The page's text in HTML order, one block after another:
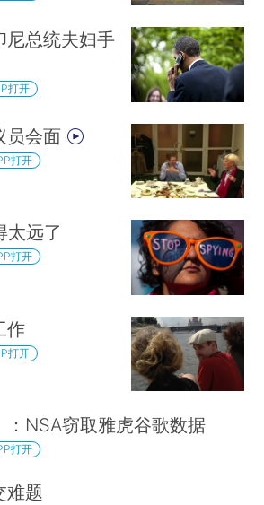
尼总统夫妇手
打开
员会面
打开
太远了
打开
作
打开
：NSA窃取雅虎谷歌数据
打开
难题